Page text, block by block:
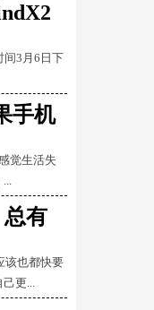
间3月6日下
手机
觉生活失
总有
该也都快要
更...